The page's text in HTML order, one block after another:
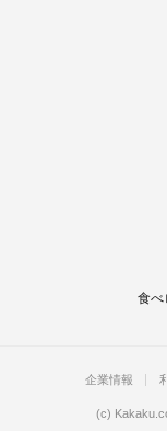
食べ
企業情報
(c)